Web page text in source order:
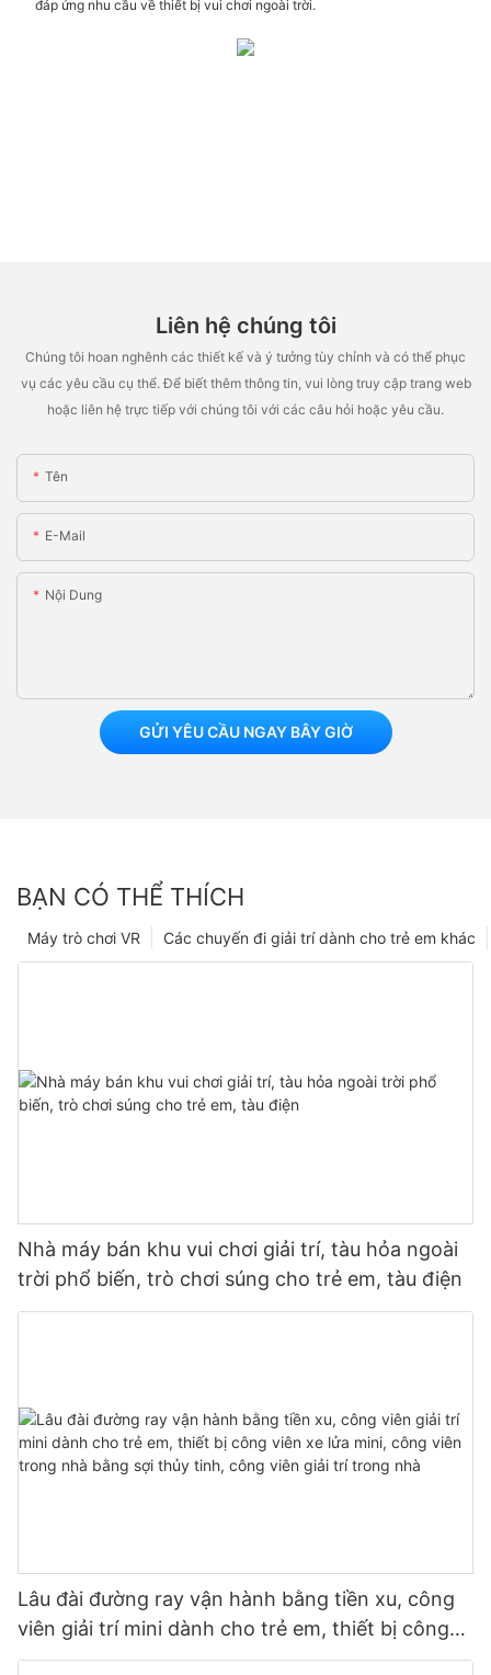
đáp ứng nhu cầu về thiết bị vui chơi ngoài trời.
Liên hệ chúng tôi
Chúng tôi hoan nghênh các thiết kế và ý tưởng tùy chỉnh và có thể phục
vụ các yêu cầu cụ thể. Để biết thêm thông tin, vui lòng truy cập trang web
hoặc liên hệ trực tiếp với chúng tôi với các câu hỏi hoặc yêu cầu.
Tên
E-Mail
Nội Dung
GỬI YÊU CẦU NGAY BÂY GIỜ
BẠN CÓ THỂ THÍCH
Các chuyến đi giải trí dành cho trẻ em khác
Máy trò chơi VR
Nhà máy bán khu vui chơi giải trí, tàu hỏa ngoài
trời phổ biến, trò chơi súng cho trẻ em, tàu điện
Lâu đài đường ray vận hành bằng tiền xu, công
viên giải trí mini dành cho trẻ em, thiết bị công
viên xe lửa mini, công viên trong nhà bằng sợi